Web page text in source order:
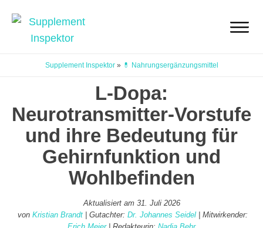
Supplement Inspektor» 💊 Nahrungsergänzungsmittel
L-Dopa:
Neurotransmitter-Vorstufe
und ihre Bedeutung für
Gehirnfunktion und
Wohlbefinden
Aktualisiert am 31. Juli 2026
von Kristian Brandt | Gutachter: Dr. Johannes Seidel | Mitwirkender: